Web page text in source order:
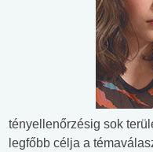
tényellenőrzésig sok
legfőbb célja a